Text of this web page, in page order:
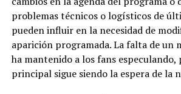
problemas técnicos o logísticos de
pueden influir en la necesidad de
aparición programada. La falta de un
ha mantenido a los fans especulando,
principal sigue siendo la espera de la